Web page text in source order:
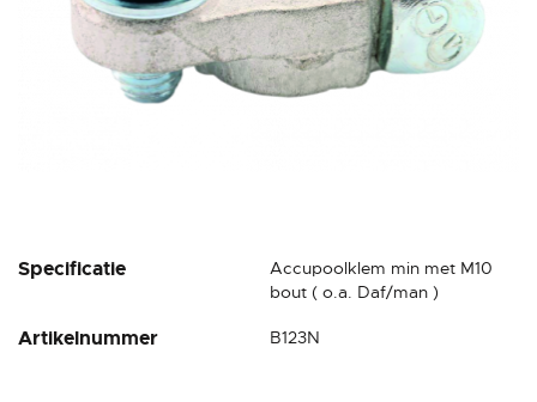
Specificatie
Accupoolklem min met M10
bout ( o.a. Daf/man )
Artikelnummer B123N
Ga
begin